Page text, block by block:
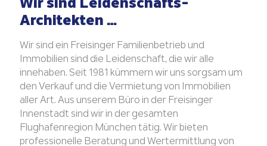
Wir sind Leidenschafts-
Wir sind ein Freisinger Familienbetrieb und
Immobilien sind die Leidenschaft, die wir alle
innehaben. Seit 1981 kümmern wir uns sorgsam um
den Verkauf und die Vermietung von Immobilien
aller Art. Aus unserem Büro in der Freisinger
Innenstadt sind wir in der gesamten
Flughafenregion München tätig. Wir bieten